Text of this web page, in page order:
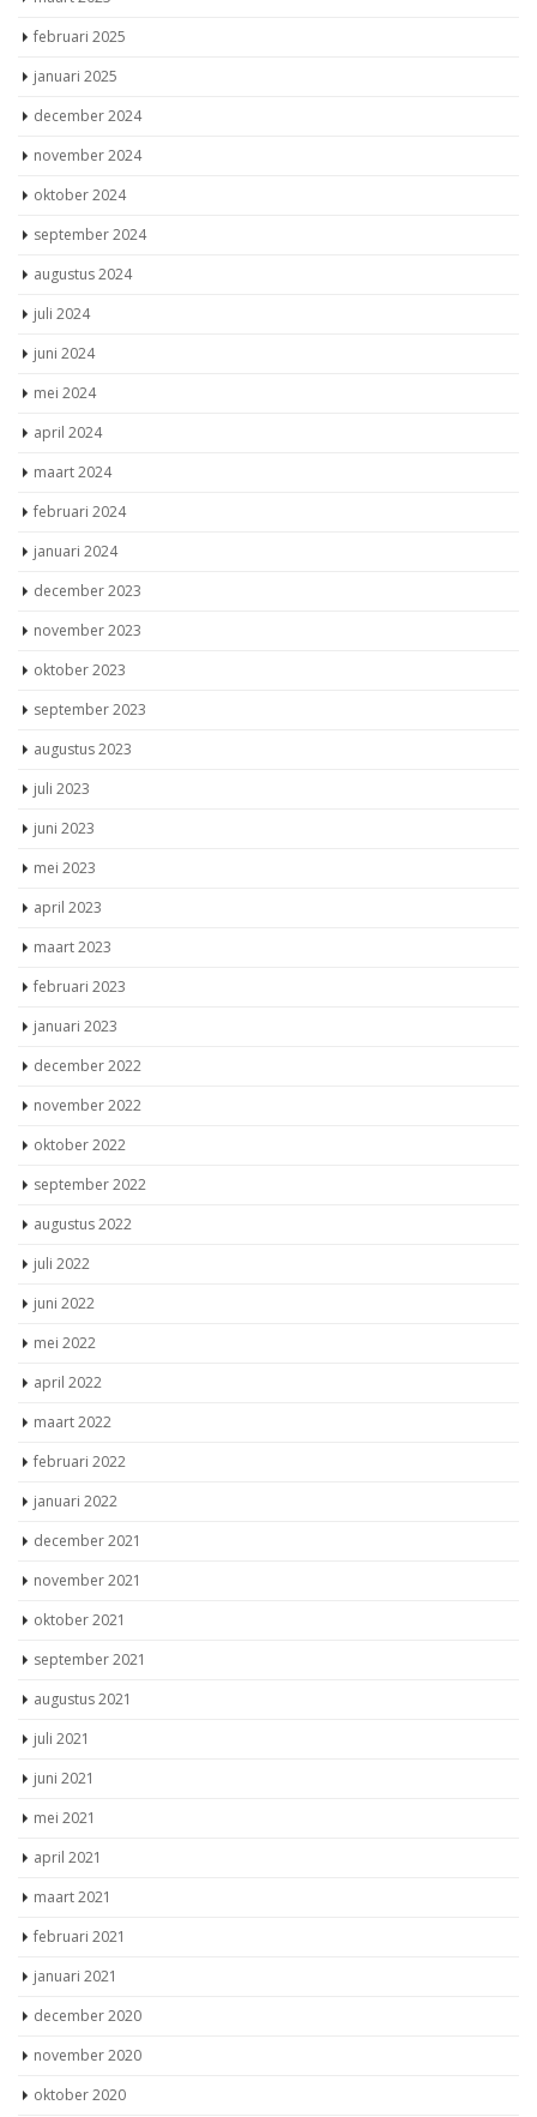
februari 2025
januari 2025
december 2024
november 2024
oktober 2024
september 2024
augustus 2024
juli 2024
juni 2024
mei 2024
april 2024
maart 2024
februari 2024
januari 2024
december 2023
november 2023
oktober 2023
september 2023
augustus 2023
juli 2023
juni 2023
mei 2023
april 2023
maart 2023
februari 2023
januari 2023
december 2022
november 2022
oktober 2022
september 2022
augustus 2022
juli 2022
juni 2022
mei 2022
april 2022
maart 2022
februari 2022
januari 2022
december 2021
november 2021
oktober 2021
september 2021
augustus 2021
juli 2021
juni 2021
mei 2021
april 2021
maart 2021
februari 2021
januari 2021
december 2020
november 2020
oktober 2020